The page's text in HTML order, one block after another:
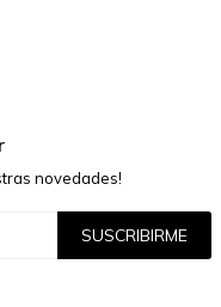
novedades!
SUSCRIBIRME